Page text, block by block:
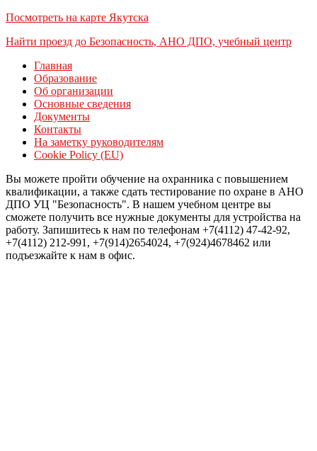
Посмотреть на карте Якутска
Найти проезд до Безопасность, АНО ДПО, учебный центр
Главная
Образование
Об организации
Основные сведения
Документы
Контакты
На заметку руководителям
Cookie Policy (EU)
Вы можете пройти обучение на охранника с повышением
квалификации, а также сдать тестирование по охране в АНО
ДПО УЦ "Безопасность". В нашем учебном центре вы
сможете получить все нужные документы для устройства на
работу. Запишитесь к нам по телефонам +7(4112) 47-42-92,
+7(4112) 212-991, +7(914)2654024, +7(924)4678462 или
подъезжайте к нам в офис.